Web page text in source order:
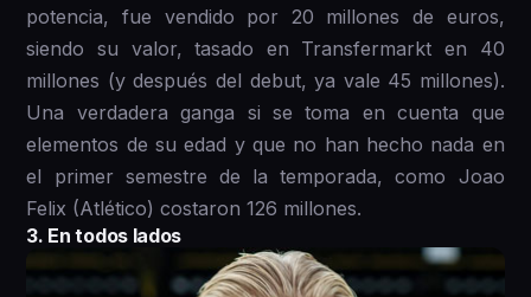
potencia, fue vendido por 20 millones de euros,
siendo su valor, tasado en Transfermarkt en 40
millones (y después del debut, ya vale 45 millones).
Una verdadera ganga si se toma en cuenta que
elementos de su edad y que no han hecho nada en
el primer semestre de la temporada, como Joao
Felix (Atlético) costaron 126 millones.
3. En todos lados